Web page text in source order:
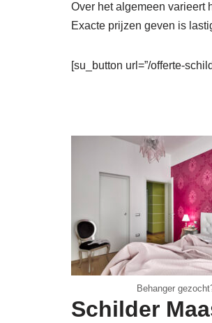
Over het algemeen varieert
Exacte prijzen geven is
[su_button url=”/offerte-
Behanger
Schilder